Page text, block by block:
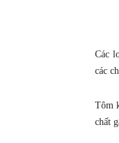
Các
các
Tôm
chất